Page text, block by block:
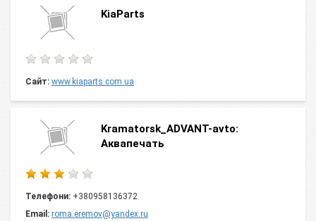
KiaParts
Сайт: www.kiaparts.com.ua
Kramatorsk_ADVANT-avto:
Аквапечать
Телефони: +380958136372
Email: roma.eremov@yandex.ru